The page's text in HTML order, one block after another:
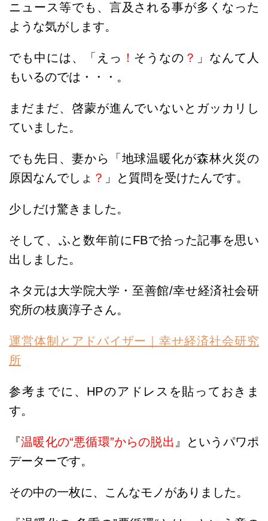
ニュース等でも、言及される事が多くなった
ような気がします。
でも中には、「えっ ！ そうなの ？ 」なんて人
もいるのでは・・・。
まだまだ、啓蒙が進んでいないとガッカリし
ていました。
でも先日、妻から「地球温暖化が森林火災の
原因なんでしょ ？ 」と質問を受けたんです。
少しだけ驚きました。
そして、ふと数年前にFBで拾った記事を思い
出しました。
ネタ元は大学院大学・至善館/幸せ経済社会研
究所の枝廣淳子さん。
運営体制とアドバイザー｜幸せ経済社会研究
所
参考までに、HPのアドレスを貼っておきま
す。
『温暖化の“悪循環”からの脱出 』という パワポ
データーです。
その中の一枚に、こんなモノがありました。